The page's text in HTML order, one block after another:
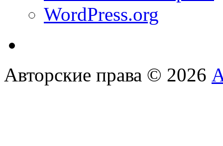
WordPress.org
Авторские права © 2026